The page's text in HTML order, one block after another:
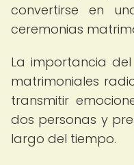
convertirse en
ceremonias
La importancia
matrimoniales
transmitir
dos personas y
largo del tiempo.